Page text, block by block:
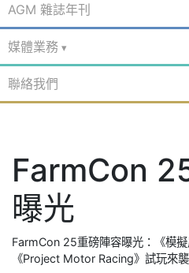
AGM 雜誌年刊
媒體業務
聯絡我們
FarmCon
曝光
FarmCon 25重磅陣容曝光：《模
《Project Motor Racing》試玩來襲